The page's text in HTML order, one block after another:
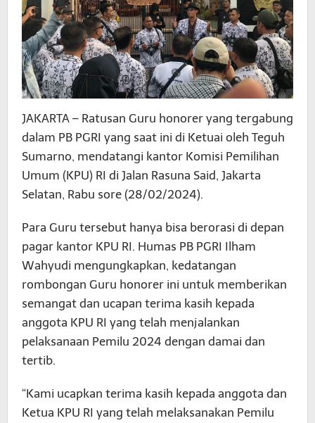
JAKARTA – Ratusan Guru honorer yang tergabung
dalam PB PGRI yang saat ini di Ketuai oleh Teguh
Sumarno, mendatangi kantor Komisi Pemilihan
Umum (KPU) RI di Jalan Rasuna Said, Jakarta
Selatan, Rabu sore (28/02/2024).
Para Guru tersebut hanya bisa berorasi di depan
pagar kantor KPU RI. Humas PB PGRI Ilham
Wahyudi mengungkapkan, kedatangan
rombongan Guru honorer ini untuk memberikan
semangat dan ucapan terima kasih kepada
anggota KPU RI yang telah menjalankan
pelaksanaan Pemilu 2024 dengan damai dan
tertib.
“Kami ucapkan terima kasih kepada anggota dan
Ketua KPU RI yang telah melaksanakan Pemilu